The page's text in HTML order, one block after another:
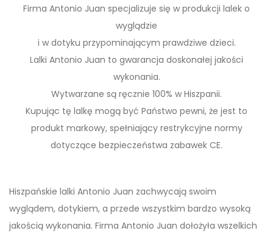
J
A
N
L
K
Firma Antonio Juan specjalizuje się w produkcji lalek o
wyglądzie
i w dotyku przypominającym prawdziwe dzieci.
Lalki Antonio Juan to gwarancja doskonałej jakości
wykonania.
Wytwarzane są ręcznie 100% w Hiszpanii.
Kupując tę lalkę mogą być Państwo pewni, że jest to
produkt markowy, spełniający restrykcyjne normy
dotyczące bezpieczeństwa zabawek CE.
Hiszpańskie lalki Antonio Juan zachwycają swoim
wyglądem, dotykiem, a przede wszystkim bardzo wysoką
jakością wykonania. Firma Antonio Juan dołożyła wszelkich